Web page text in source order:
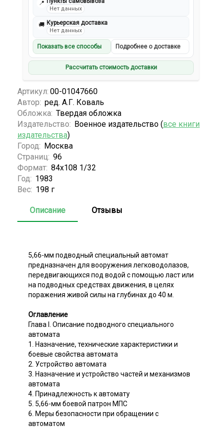
📍
Нет данных
🚚 Курьерская доставка
Нет данных
Показать все способы Подробнее о доставке
Рассчитать стоимость доставки
Артикул: 00-01047660
Автор: ред. А.Г. Коваль
Обложка: Твердая обложка
Издательство: Военное издательство (все книги
издательства)
Город: Москва
Страниц: 96
Формат: 84x108 1/32
Год: 1983
Вес: 198 г
Описание Отзывы
5,66-мм подводный специальный автомат
предназначен для вооружения легководолазов,
передвигающихся под водой с помощью ласт или
на подводных средствах движения, в целях
поражения живой силы на глубинах до 40 м.
Оглавление
Глава I. Описание подводного специального
автомата
1. Назначение, технические характеристики и
боевые свойства автомата
2. Устройство автомата
3. Назначение и устройство частей и механизмов
автомата
4. Принадлежность к автомату
5. 5,66-мм боевой патрон МПС
6. Меры безопасности при обращении с
автоматом